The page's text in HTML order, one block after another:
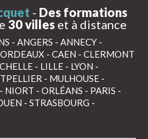
- Des formations
30 villes et à distance
- ANGERS - ANNECY -
- CAEN - CLERMONT
- LILLE - LYON -
- MULHOUSE -
- NIORT - ORLÉANS - PARIS -
- STRASBOURG -